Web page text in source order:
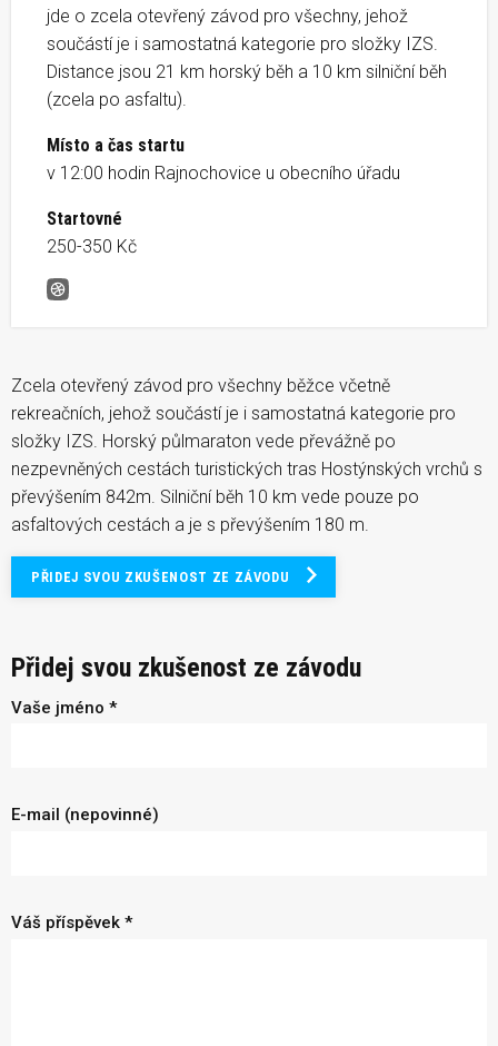
jde o zcela otevřený závod pro všechny, jehož
součástí je i samostatná kategorie pro složky IZS.
Distance jsou 21 km horský běh a 10 km silniční běh
(zcela po asfaltu).
Místo a čas startu
v 12:00 hodin Rajnochovice u obecního úřadu
Startovné
250-350 Kč
Horský půlmaraton a silniční běh Rajnochovice
Zcela otevřený závod pro všechny běžce včetně
rekreačních, jehož součástí je i samostatná kategorie pro
složky IZS. Horský půlmaraton vede převážně po
nezpevněných cestách turistických tras Hostýnských vrchů s
převýšením 842m. Silniční běh 10 km vede pouze po
asfaltových cestách a je s převýšením 180 m.
PŘIDEJ SVOU ZKUŠENOST ZE ZÁVODU
Přidej svou zkušenost ze závodu
Vaše jméno *
E-mail (nepovinné)
Váš příspěvek *